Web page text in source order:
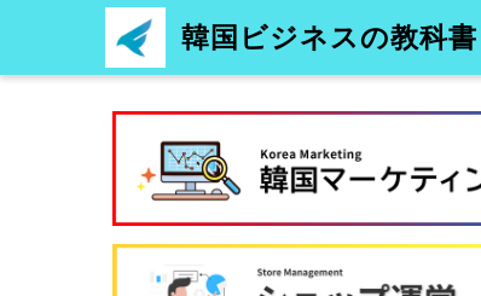
韓国ビジネスの教科